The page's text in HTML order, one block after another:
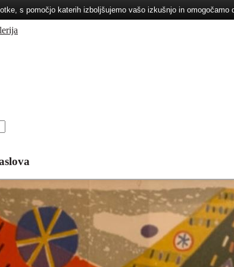
s pomočjo katerih izboljšujemo vašo izkušnjo in omogočamo